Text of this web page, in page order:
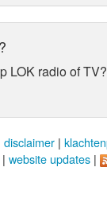
LOK radio of
disclaimer |
| website updates |